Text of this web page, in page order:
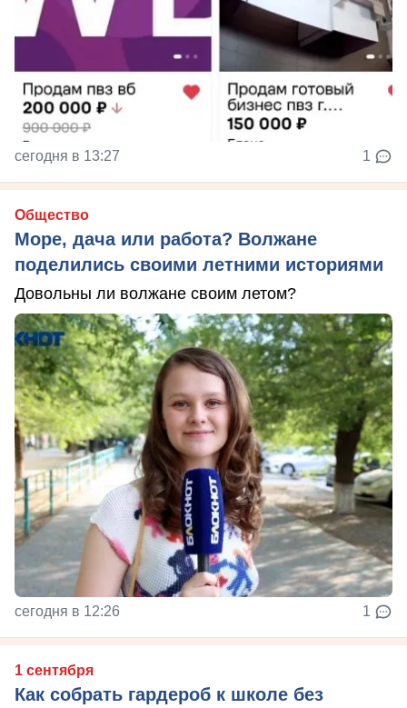
сегодня в 13:27 1
Общество
Море, дача или работа? Волжане
поделились своими летними историями
Довольны ли волжане своим летом?
сегодня в 12:26 1
1 сентября
Как собрать гардероб к школе без